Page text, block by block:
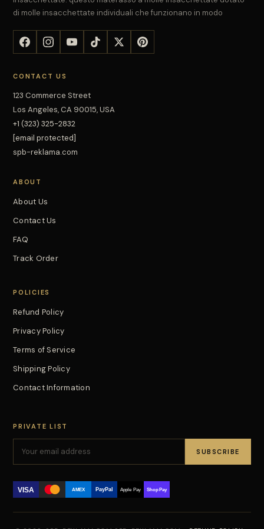
di molle insacchettate individuali che funzionano in modo
CONTACT US
123 Commerce Street
Los Angeles, CA 90015, USA
+1 (323) 325-2832
[email protected]
spb-reklama.com
ABOUT
About Us
Contact Us
FAQ
Track Order
POLICIES
Refund Policy
Privacy Policy
Terms of Service
Shipping Policy
Contact Information
PRIVATE LIST
SUBSCRIBE
VISA AMEX PayPal Apple Pay Shop Pay